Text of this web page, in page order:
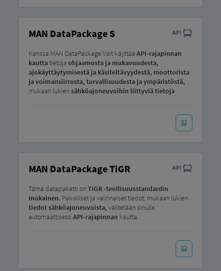
MAN DataPackage S
Kanssa MAN DataPackage Voit käyttää API-rajapinnan
kauttatietoja ohjaamosta ja mukavuudesta,
ajokäyttäytymisestä ja käsiteltävyydestä, moottorista
ja voimansiirrosta, turvallisuudesta ja ympäristöstä,
mukaan lukiensähköajoneuvoihin liittyviä tietoja.
MAN DataPackage TiGR
Tämä datapaketti onTiGR -teollisuusstandardin
mukainen. Pakolliset ja valinnaiset tiedot, mukaan lukien
tiedot sähköajoneuvoista, välitetään sinulle
automaattisesti API-rajapinnan kautta.